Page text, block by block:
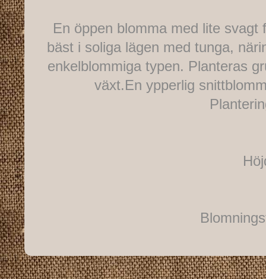
En öppen blomma med lite
bäst i soliga lägen med tunga,
enkelblommiga typen. Planteras
växt.En ypperlig